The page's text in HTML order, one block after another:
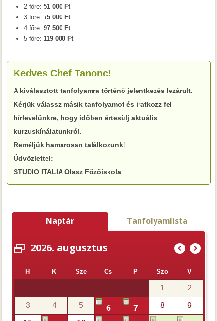
2 főre:51 000 Ft
3 főre:75 000 Ft
4 főre:97 500 Ft
5 főre:119 000 Ft
Kedves Chef Tanonc!
A kiválasztott tanfolyamra történő jelentkezés lezárult.
Kérjük válassz másik tanfolyamot és iratkozz fel
hírlevelünkre, hogy időben értesülj aktuális
kurzuskínálatunkról.
Reméljük hamarosan találkozunk!
Üdvözlettel:
STUDIO ITALIA Olasz Főzőiskola
Naptár Tanfolyamlista
2026. augusztus )
(
H K Sze Cs P Szo V
1 2
3 4 5 6 7 8 9